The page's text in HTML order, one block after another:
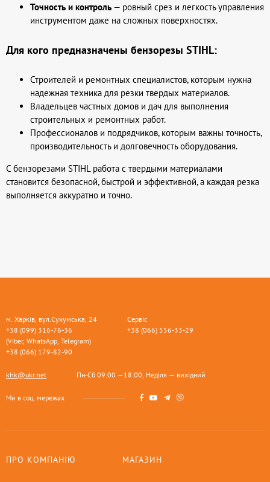
Точность и контроль — ровный срез и легкость управления
инструментом даже на сложных поверхностях.
Для кого предназначены бензорезы STIHL:
Строителей и ремонтных специалистов, которым нужна
надежная техника для резки твердых материалов.
Владельцев частных домов и дач для выполнения
строительных и ремонтных работ.
Профессионалов и подрядчиков, которым важны точность,
производительность и долговечность оборудования.
С бензорезами STIHL работа с твердыми материалами
становится безопасной, быстрой и эффективной, а каждая резка
выполняется аккуратно и точно.
м. Харків, вул.Сухумська, 24
+38 (099) 316-76-36
(Viber, WhatsApp, Telegram)
+38 (066) 179-82-90
Сервіс
+38 (066) 556-33-29
khk@ukr.net Пн-Сб 09:00 —18:00, Неділя — вихідний
Ми в соц. мережах
ПРО КОМПАНІЮ МАГАЗИН